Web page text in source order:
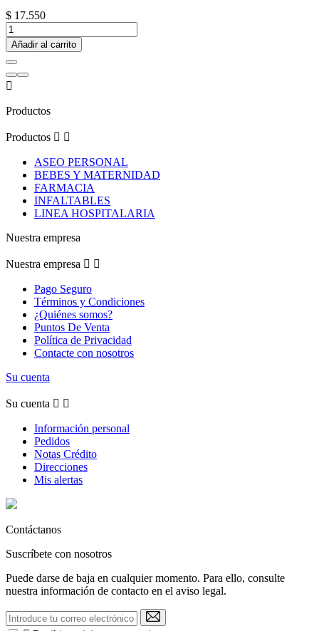
$ 17.550
Añadir al carrito

Productos
Productos  
ASEO PERSONAL
BEBES Y MATERNIDAD
FARMACIA
INFALTABLES
LINEA HOSPITALARIA
Nuestra empresa
Nuestra empresa  
Pago Seguro
Términos y Condiciones
¿Quiénes somos?
Puntos De Venta
Política de Privacidad
Contacte con nosotros
Su cuenta
Su cuenta  
Información personal
Pedidos
Notas Crédito
Direcciones
Mis alertas
Contáctanos
Suscríbete con nosotros
Puede darse de baja en cualquier momento. Para ello, consulte
nuestra información de contacto en el aviso legal.